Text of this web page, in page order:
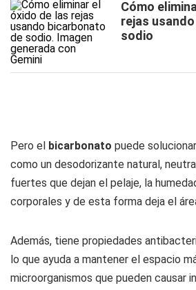
Cómo
rejas
sodio
Pero el bicarbonato puede
como un desodorizante natural,
fuertes que dejan el pelaje, la
corporales y de esta forma deja el
Además, tiene propiedades
lo que ayuda a mantener el espacio
microorganismos que pueden causar